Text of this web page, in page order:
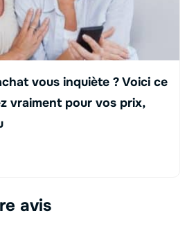
vous inquiète ? Voici ce
vraiment pour vos prix,
avis